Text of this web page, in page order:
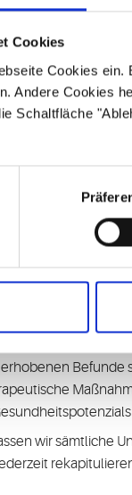
Cookies
Cookies
Andere Cookies
Schaltfläche
Sie den Check-
Tagen
Ihren
Diagnostik sowie
Termin zur
per
wir sämtliche